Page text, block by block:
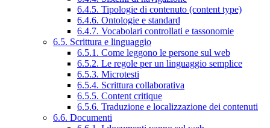
6.4.5. Tipologie di contenuto (content type)
6.4.6. Ontologie e standard
6.4.7. Vocabolari controllati e tassonomie
6.5. Scrittura e linguaggio
6.5.1. Come leggono le persone sul web
6.5.2. Le regole per un linguaggio semplice
6.5.3. Microtesti
6.5.4. Scrittura collaborativa
6.5.5. Content critique
6.5.6. Traduzione e localizzazione dei contenuti
6.6. Documenti